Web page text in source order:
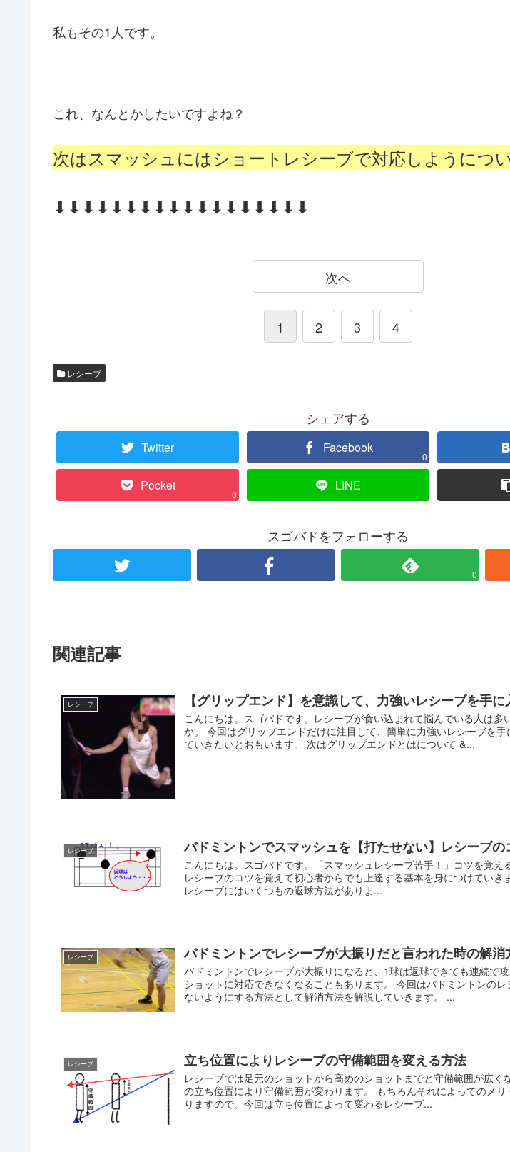
私もその1人です。
これ、なんとかしたいですよね？
次はスマッシュにはショートレシーブで対応しようにつ
⬇⬇⬇⬇⬇⬇⬇⬇⬇⬇⬇⬇⬇⬇⬇⬇⬇⬇
次へ
1 2 3 4
レシーブ
シェアする
Twitter Facebook
0
Pocket
0
LINE
スゴバドをフォローする
0
関連記事
レシーブ 【グリップエンド】を意識して、力強いレシーブを手に
こんにちは。スゴバドです。レシーブが食い込まれて悩んでいる人は多
か。 今回はグリップエンドだけに注目して、簡単に力強いレシーブを
ていきたいとおもいます。 次はグリップエンドとはについて &...
レシーブ バドミントンでスマッシュを【打たせない】レシーブの
こんにちは。スゴバドです。「スマッシュレシーブ苦手！」コツを覚え
レシーブのコツを覚えて初心者からでも上達する基本を身につけていき
レシーブにはいくつもの返球方法がありま...
レシーブ バドミントンでレシーブが大振りだと言われた時の解消
バドミントンでレシーブが大振りになると、1球は返球できても連続で
ショットに対応できなくなることもあります。 今回はバドミントンの
ないようにする方法として解消方法を解説していきます。 ...
レシーブ 立ち位置によりレシーブの守備範囲を変える方法
レシーブでは足元のショットから高めのショットまでと守備範囲が広く
の立ち位置により守備範囲が変わります。 もちろんそれによってのメ
りますので、今回は立ち位置によって変わるレシーブ...